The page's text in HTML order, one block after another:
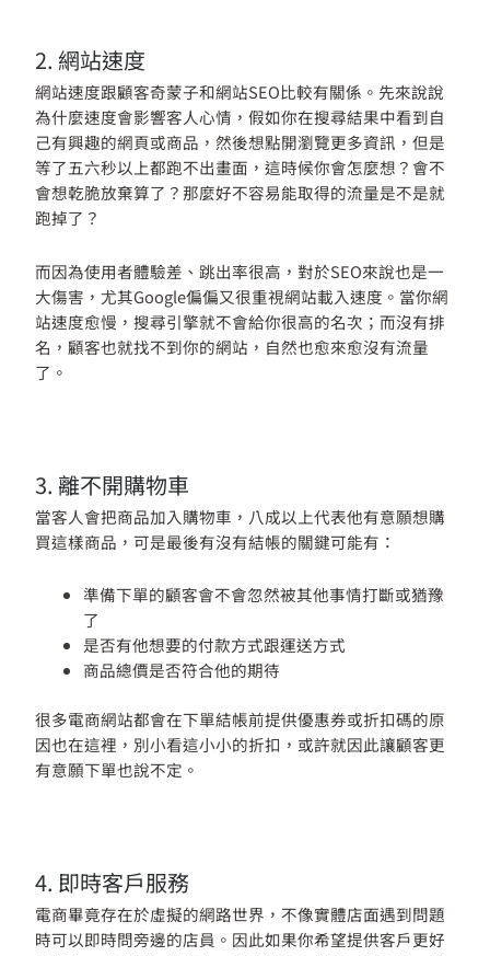
2. 網站速度
網站速度跟顧客奇蒙子和網站SEO比較有關係。先來說說
為什麼速度會影響客人心情，假如你在搜尋結果中看到自
己有興趣的網頁或商品，然後想點開瀏覽更多資訊，但是
等了五六秒以上都跑不出畫面，這時候你會怎麼想？會不
會想乾脆放棄算了？那麼好不容易能取得的流量是不是就
跑掉了？
而因為使用者體驗差、跳出率很高，對於SEO來說也是一
大傷害，尤其Google偏偏又很重視網站載入速度。當你網
站速度愈慢，搜尋引擎就不會給你很高的名次；而沒有排
名，顧客也就找不到你的網站，自然也愈來愈沒有流量
了。
3. 離不開購物車
當客人會把商品加入購物車，八成以上代表他有意願想購
買這樣商品，可是最後有沒有結帳的關鍵可能有：
準備下單的顧客會不會忽然被其他事情打斷或猶豫
了
是否有他想要的付款方式跟運送方式
商品總價是否符合他的期待
很多電商網站都會在下單結帳前提供優惠券或折扣碼的原
因也在這裡，別小看這小小的折扣，或許就因此讓顧客更
有意願下單也說不定。
4. 即時客戶服務
電商畢竟存在於虛擬的網路世界，不像實體店面遇到問題
時可以即時問旁邊的店員。因此如果你希望提供客戶更好